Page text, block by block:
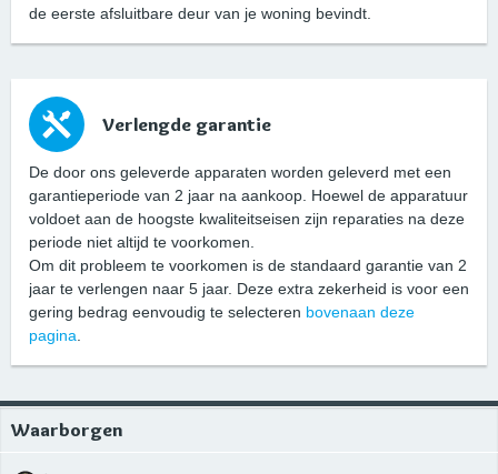
de eerste afsluitbare deur van je woning bevindt.
Verlengde garantie
De door ons geleverde apparaten worden geleverd met een
garantieperiode van 2 jaar na aankoop. Hoewel de apparatuur
voldoet aan de hoogste kwaliteitseisen zijn reparaties na deze
periode niet altijd te voorkomen.
Om dit probleem te voorkomen is de standaard garantie van 2
jaar te verlengen naar 5 jaar. Deze extra zekerheid is voor een
gering bedrag eenvoudig te selecteren bovenaan deze
pagina
Waarborgen